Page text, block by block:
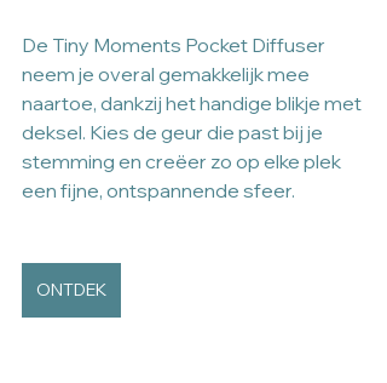
De Tiny Moments Pocket Diffuser
neem je overal gemakkelijk mee
naartoe, dankzij het handige blikje met
deksel. Kies de geur die past bij je
stemming en creëer zo op elke plek
een fijne, ontspannende sfeer.
ONTDEK